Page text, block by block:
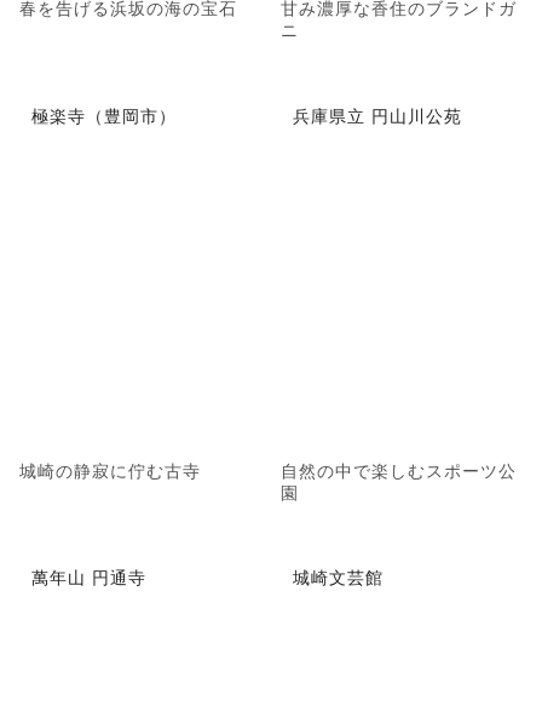
春を告げる浜坂の海の宝石
甘み濃厚な香住のブランドガ
ニ
極楽寺（豊岡市）
城崎の静寂に佇む古寺
兵庫県立 円山川公苑
自然の中で楽しむスポーツ公
園
萬年山 円通寺 城崎文芸館